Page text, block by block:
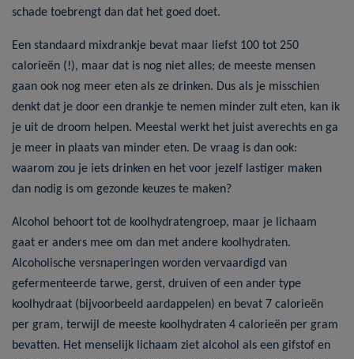
schade toebrengt dan dat het goed doet.
Een standaard mixdrankje bevat maar liefst 100 tot 250
calorieën (!), maar dat is nog niet alles; de meeste mensen
gaan ook nog meer eten als ze drinken. Dus als je misschien
denkt dat je door een drankje te nemen minder zult eten, kan ik
je uit de droom helpen. Meestal werkt het juist averechts en ga
je meer in plaats van minder eten. De vraag is dan ook:
waarom zou je iets drinken en het voor jezelf lastiger maken
dan nodig is om gezonde keuzes te maken?
Alcohol behoort tot de koolhydratengroep, maar je lichaam
gaat er anders mee om dan met andere koolhydraten.
Alcoholische versnaperingen worden vervaardigd van
gefermenteerde tarwe, gerst, druiven of een ander type
koolhydraat (bijvoorbeeld aardappelen) en bevat 7 calorieën
per gram, terwijl de meeste koolhydraten 4 calorieën per gram
bevatten. Het menselijk lichaam ziet alcohol als een gifstof en